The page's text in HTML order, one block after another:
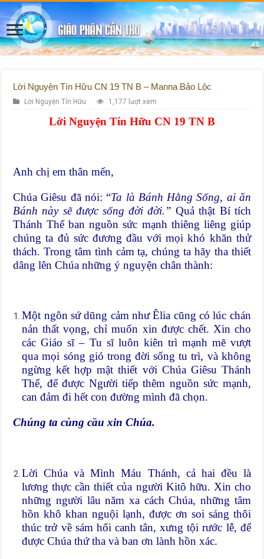
Lời Nguyện Tín Hữu CN 19 TN B – Manna Bảo Lộc
Lời Nguyện Tín Hữu 1,177 lượt xem
Lời Nguyện Tín Hữu CN 19 TN B
Anh chị em thân mến,
Chúa Giêsu đã nói: “Ta là Bánh Hằng Sống, ai ăn
Bánh này sẽ được sống đời đời.” Quả thật Bí tích
Thánh Thể ban nguồn sức mạnh thiêng liêng giúp
chúng ta đủ sức đương đầu với mọi khó khăn thử
thách. Trong tâm tình cảm tạ, chúng ta hãy tha thiết
dâng lên Chúa những ý nguyện chân thành:
Một ngôn sứ dũng cảm như Êlia cũng có lúc chán
nản thất vọng, chỉ muốn xin được chết. Xin cho
các Giáo sĩ – Tu sĩ luôn kiên trì mạnh mẽ vượt
qua mọi sóng gió trong đời sống tu trì, và không
ngừng kết hợp mật thiết với Chúa Giêsu Thánh
Thể, để được Người tiếp thêm nguồn sức mạnh,
can đảm đi hết con đường mình đã chọn.
Chúng ta cùng cầu xin Chúa.
Lời Chúa và Mình Máu Thánh, cả hai đều là
lương thực cần thiết của người Kitô hữu. Xin cho
những người lâu năm xa cách Chúa, những tâm
hồn khô khan nguội lạnh, được ơn soi sáng thôi
thúc trở về sám hối canh tân, xưng tội rước lễ, để
được Chúa thứ tha và ban ơn lành hồn xác.